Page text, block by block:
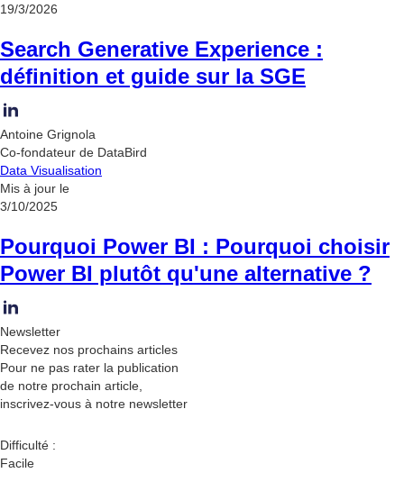
19/3/2026
Search Generative Experience :
définition et guide sur la SGE
Antoine Grignola
Co-fondateur de DataBird
Data Visualisation
Mis à jour le
3/10/2025
Pourquoi Power BI : Pourquoi choisir
Power BI plutôt qu'une alternative ?
Newsletter
Recevez nos prochains articles
Pour ne pas rater la publication
de notre prochain article,
inscrivez-vous à notre newsletter
Difficulté :
Facile